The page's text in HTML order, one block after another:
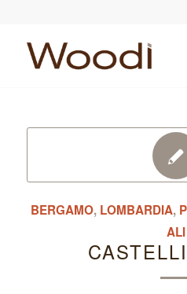
BERGAMO, LOMBARDIA,
ALI